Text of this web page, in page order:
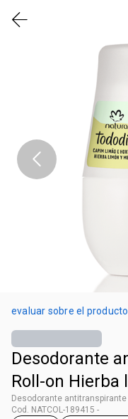
evaluar sobre el producto
Desodorante
Roll-on Hierba
Desodorante antitranspirante
Cod. NATCOL-189415 -